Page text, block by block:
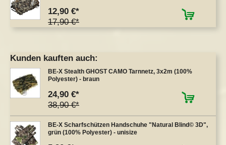
12,90 €
17,90 €
Kunden kauften auch:
BE-X Stealth GHOST CAMO Tarnnetz, 3x2m (100%
Polyester) - braun
24,90 €
38,90 €
BE-X Scharfschützen Handschuhe "Natural Blind© 3D",
grün (100% Polyester) - unisize